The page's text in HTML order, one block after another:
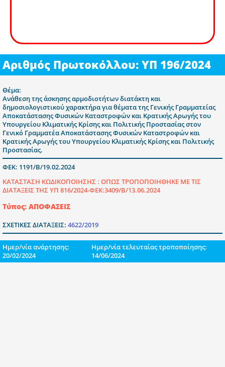
Αριθμός Πρωτοκόλλου: ΥΠ 196/2024
Θέμα:
Ανάθεση της άσκησης αρμοδιοτήτων διατάκτη και
δημοσιολογιστικού χαρακτήρα για θέματα της Γενικής Γραμματείας
Αποκατάστασης Φυσικών Καταστροφών και Κρατικής Αρωγής του
Υπουργείου Κλιματικής Κρίσης και Πολιτικής Προστασίας στον
Γενικό Γραμματέα Αποκατάστασης Φυσικών Καταστροφών και
Κρατικής Αρωγής του Υπουργείου Κλιματικής Κρίσης και Πολιτικής
Προστασίας.
ΦΕΚ: 1191/Β/19.02.2024
ΚΑΤΑΣΤΑΣΗ ΚΩΔΙΚΟΠΟΙΗΣΗΣ : ΟΠΩΣ ΤΡΟΠΟΠΟΙΗΘΗΚΕ ΜΕ ΤΙΣ
ΔΙΑΤΑΞΕΙΣ ΤΗΣ ΥΠ 816/2024-ΦΕΚ:3409/Β/13.06.2024
Τύπος: ΑΠΟΦΑΣΕΙΣ
ΣΧΕΤΙΚΕΣ ΔΙΑΤΑΞΕΙΣ: 4622/2019
Ημερ/νία ανάρτησης:
20/02/2024
Ημερ/νία τελευταίας τροποποίησης:
14/06/2024